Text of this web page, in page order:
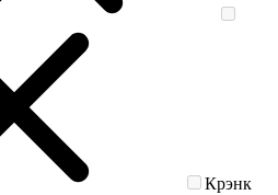
Крэнк